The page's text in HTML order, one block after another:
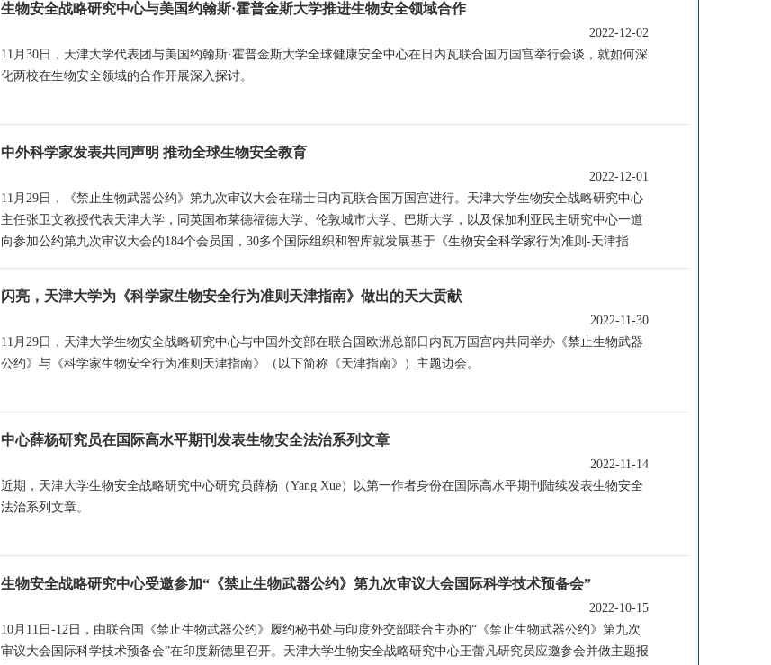
生物安全战略研究中心与美国约翰斯·霍普金斯大学推进生物安全领域合作
2022-12-02
11月30日，天津大学代表团与美国约翰斯·霍普金斯大学全球健康安全中心在日内瓦联合国万国宫举行会谈，就如何深
化两校在生物安全领域的合作开展深入探讨。
中外科学家发表共同声明 推动全球生物安全教育
2022-12-01
11月29日，《禁止生物武器公约》第九次审议大会在瑞士日内瓦联合国万国宫进行。天津大学生物安全战略研究中心
主任张卫文教授代表天津大学，同英国布莱德福德大学、伦敦城市大学、巴斯大学，以及保加利亚民主研究中心一道
向参加公约第九次审议大会的184个会员国，30多个国际组织和智库就发展基于《生物安全科学家行为准则-天津指
闪亮，天津大学为《科学家生物安全行为准则天津指南》做出的天大贡献
2022-11-30
11月29日，天津大学生物安全战略研究中心与中国外交部在联合国欧洲总部日内瓦万国宫内共同举办《禁止生物武器
公约》与《科学家生物安全行为准则天津指南》（以下简称《天津指南》）主题边会。
中心薛杨研究员在国际高水平期刊发表生物安全法治系列文章
2022-11-14
近期，天津大学生物安全战略研究中心研究员薛杨（Yang Xue）以第一作者身份在国际高水平期刊陆续发表生物安全
法治系列文章。
生物安全战略研究中心受邀参加“《禁止生物武器公约》第九次审议大会国际科学技术预备会”
2022-10-15
10月11日-12日，由联合国《禁止生物武器公约》履约秘书处与印度外交部联合主办的“《禁止生物武器公约》第九次
审议大会国际科学技术预备会”在印度新德里召开。天津大学生物安全战略研究中心王蕾凡研究员应邀参会并做主题报